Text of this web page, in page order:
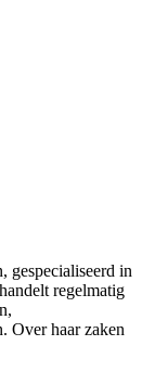
gespecialiseerd in
regelmatig
Over haar zaken